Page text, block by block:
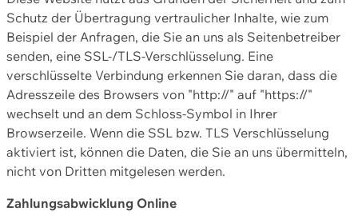
Schutz der Übertragung vertraulicher Inhalte, wie zum
Beispiel der Anfragen, die Sie an uns als Seitenbetreiber
senden, eine SSL-/TLS-Verschlüsselung. Eine
verschlüsselte Verbindung erkennen Sie daran, dass die
Adresszeile des Browsers von "http://" auf "https://"
wechselt und an dem Schloss-Symbol in Ihrer
Browserzeile. Wenn die SSL bzw. TLS Verschlüsselung
aktiviert ist, können die Daten, die Sie an uns übermitteln,
nicht von Dritten mitgelesen werden.
Zahlungsabwicklung Online